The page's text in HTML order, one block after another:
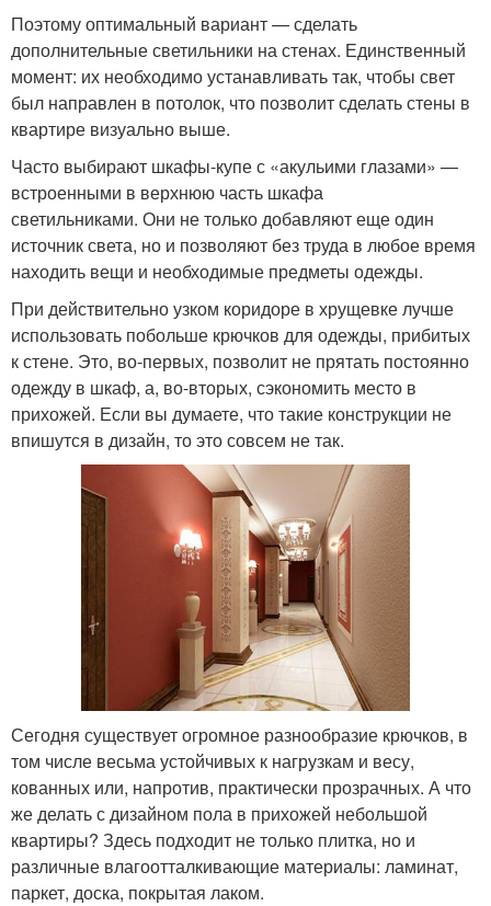
Поэтому оптимальный вариант — сделать
дополнительные светильники на стенах. Единственный
момент: их необходимо устанавливать так, чтобы свет
был направлен в потолок, что позволит сделать стены в
квартире визуально выше.
Часто выбирают шкафы-купе с «акульими глазами» —
встроенными в верхнюю часть шкафа
светильниками. Они не только добавляют еще один
источник света, но и позволяют без труда в любое время
находить вещи и необходимые предметы одежды.
При действительно узком коридоре в хрущевке лучше
использовать побольше крючков для одежды, прибитых
к стене. Это, во-первых, позволит не прятать постоянно
одежду в шкаф, а, во-вторых, сэкономить место в
прихожей. Если вы думаете, что такие конструкции не
впишутся в дизайн, то это совсем не так.
Сегодня существует огромное разнообразие крючков, в
том числе весьма устойчивых к нагрузкам и весу,
кованных или, напротив, практически прозрачных. А что
же делать с дизайном пола в прихожей небольшой
квартиры? Здесь подходит не только плитка, но и
различные влагоотталкивающие материалы: ламинат,
паркет, доска, покрытая лаком.